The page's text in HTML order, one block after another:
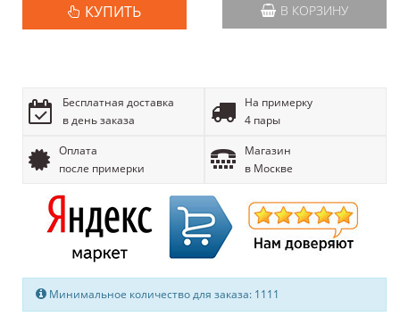
КУПИТЬ В КОРЗИНУ
Бесплатная доставка
в день заказа
На примерку
4 пары
Оплата
после примерки
Магазин
в Москве
Минимальное количество для заказа: 1111